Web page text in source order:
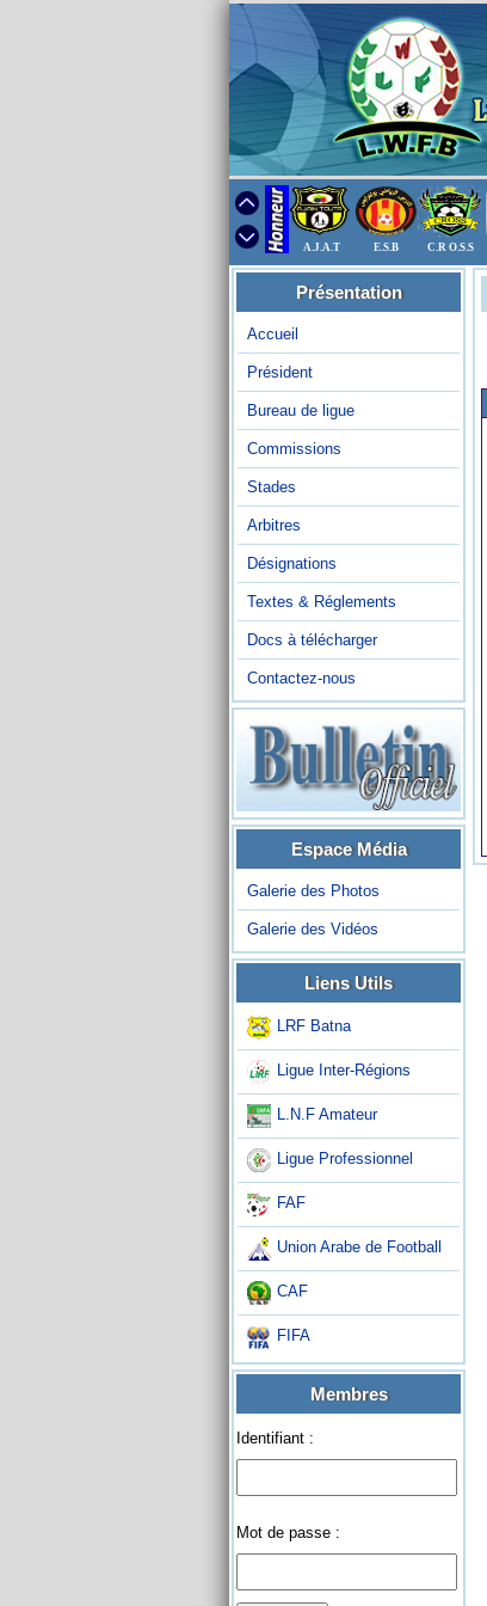
A.J.A.T E.S.B C.R O.S.S
Présentation
Accueil
Président
Bureau de ligue
Commissions
Stades
Arbitres
Désignations
Textes & Réglements
Docs à télécharger
Contactez-nous
Espace Média
Galerie des Photos
Galerie des Vidéos
Liens Utils
LRF Batna
Ligue Inter-Régions
L.N.F Amateur
Ligue Professionnel
FAF
Union Arabe de Football
CAF
FIFA
Membres
Identifiant :
Mot de passe :